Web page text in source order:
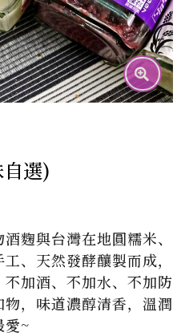
選)
麴與台灣在地圓糯米、
、天然發酵釀製而成，
加酒、不加水、不加防
，味道濃醇清香，溫潤
愛~